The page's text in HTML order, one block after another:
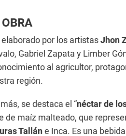
elaborado por los artistasJhon
Gabriel Zapata y Limber
al agricultor,
región.
se destaca el “néctar de
de maíz malteado, que
Talláne Inca. Es una